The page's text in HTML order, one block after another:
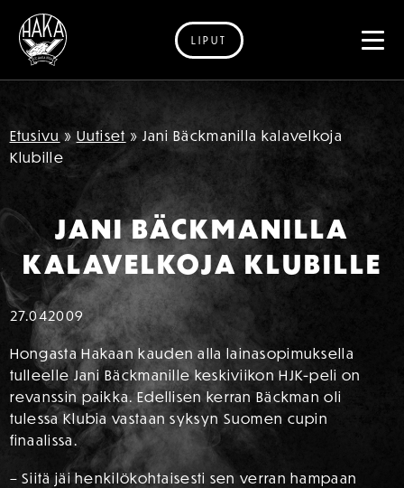
Siirry sisältöön
LIPUT
Etusivu » Uutiset » Jani Bäckmanilla kalavelkoja
Klubille
JANI BÄCKMANILLA
KALAVELKOJA KLUBILLE
27.042009
Hongasta Hakaan kauden alla lainasopimuksella
tulleelle Jani Bäckmanille keskiviikon HJK-peli on
revanssin paikka. Edellisen kerran Bäckman oli
tulessa Klubia vastaan syksyn Suomen cupin
finaalissa.
– Siitä jäi henkilökohtaisesti sen verran hampaan